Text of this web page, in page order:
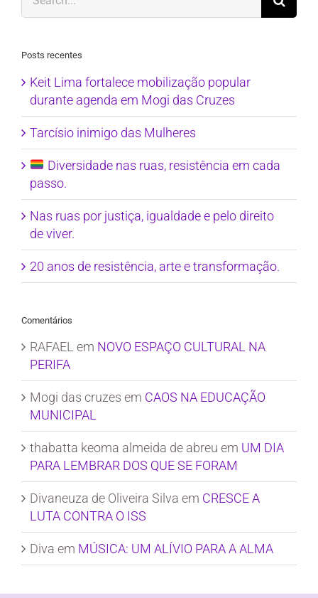
for:
Posts recentes
Keit Lima fortalece mobilização popular
durante agenda em Mogi das Cruzes
Tarcísio inimigo das Mulheres
Diversidade nas ruas, resistência em cada
passo.
Nas ruas por justiça, igualdade e pelo direito
de viver.
20 anos de resistência, arte e transformação.
Comentários
RAFAEL em NOVO ESPAÇO CULTURAL NA
PERIFA
Mogi das cruzes em CAOS NA EDUCAÇÃO
MUNICIPAL
thabatta keoma almeida de abreu em UM DIA
PARA LEMBRAR DOS QUE SE FORAM
Divaneuza de Oliveira Silva em CRESCE A
LUTA CONTRA O ISS
Diva em MÚSICA: UM ALÍVIO PARA A ALMA